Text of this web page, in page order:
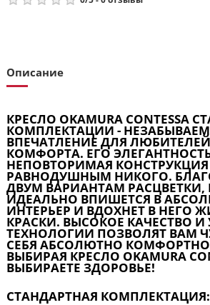
Описание
КРЕСЛО OKAMURA CONTESSA
КОМПЛЕКТАЦИИ -
ВПЕЧАТЛЕНИЕ ДЛЯ
КОМФОРТА. ЕГО
НЕПОВТОРИМАЯ КОНСТРУКЦИЯ
РАВНОДУШНЫМ НИКОГО.
ДВУМ ВАРИАНТАМ РАСЦВЕТКИ,
ИДЕАЛЬНО ВПИШЕТСЯ В
ИНТЕРЬЕР И ВДОХНЕТ В НЕГО
КРАСКИ. ВЫСОКОЕ КАЧЕСТВО
ТЕХНОЛОГИИ ПОЗВОЛЯТ ВАМ
СЕБЯ АБСОЛЮТНО
ВЫБИРАЯ КРЕСЛО OKAMURA
ВЫБИРАЕТЕ ЗДОРОВЬЕ!
СТАНДАРТНАЯ КОМПЛЕКТАЦИЯ: